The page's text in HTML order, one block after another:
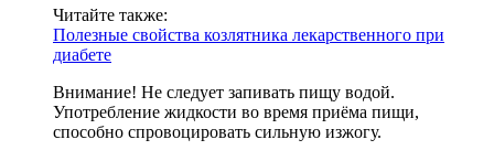
Читайте также:
Полезные свойства козлятника лекарственного при
диабете
Внимание! Не следует запивать пищу водой.
Употребление жидкости во время приёма пищи,
способно спровоцировать сильную изжогу.